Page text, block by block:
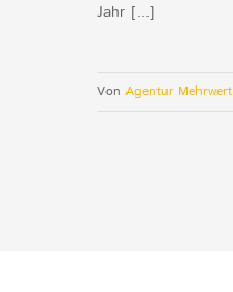
Jahr [...]
Von Agentur Mehrwert